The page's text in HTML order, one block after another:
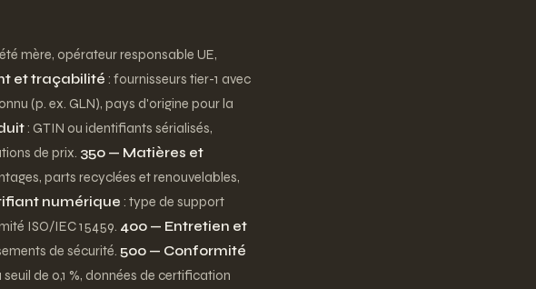
mère, opérateur responsable UE,
et traçabilité : fournisseurs tier-1 avec
(p. ex. GLN), pays d'origine pour la
: GTIN ou identifiants sérialisés,
de prix. 350 — Matières et
parts recyclées et renouvelables,
numérique : type de support
ISO/IEC 15459. 400 — Entretien et
de sécurité. 500 — Conformité
de 0,1 %, données de certification